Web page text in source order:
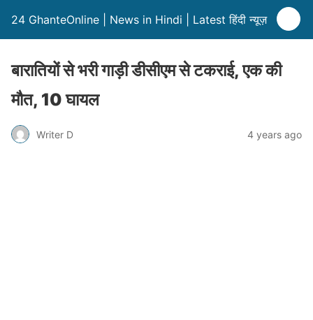
24 GhanteOnline | News in Hindi | Latest हिंदी न्यूज़
बारातियों से भरी गाड़ी डीसीएम से टकराई, एक की
मौत, 10 घायल
Writer D 4 years ago